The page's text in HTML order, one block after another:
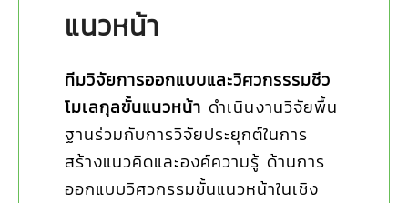
แนวหน้า
ทีมวิจัยการออกแบบและวิศวกรรรมชีว
โมเลกุลขั้นแนวหน้า ดำเนินงานวิจัยพื้น
ฐานร่วมกับการวิจัยประยุกต์ในการ
สร้างแนวคิดและองค์ความรู้ ด้านการ
ออกแบบวิศวกรรมขั้นแนวหน้าในเชิง